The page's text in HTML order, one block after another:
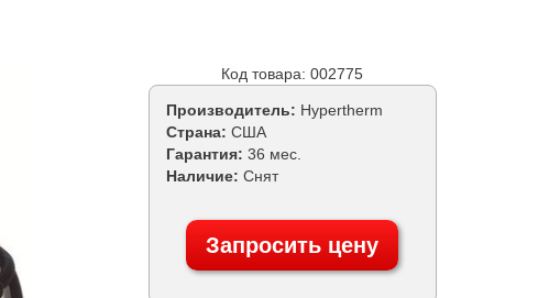
Код товара: 002775
Производитель: Hypertherm
Страна: США
Гарантия: 36 мес.
Наличие: Снят
Запросить цену